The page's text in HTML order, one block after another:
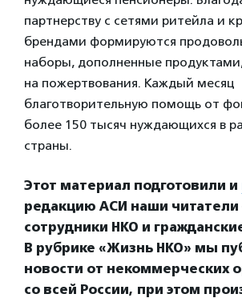
партнерству с сетями ритейла и
брендами формируются
наборы, дополненные
на пожертвования. Каждый месяц
благотворительную помощь от
более 150 тысяч нуждающихся в
страны.
Этот материал подготовили и
редакцию АСИ наши
сотрудники НКО и
В рубрике «Жизнь НКО» мы
новости от некоммерческих
со всей России, при этом